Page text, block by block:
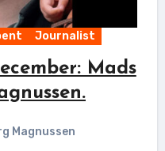
Journalist
Mads
Magnussen